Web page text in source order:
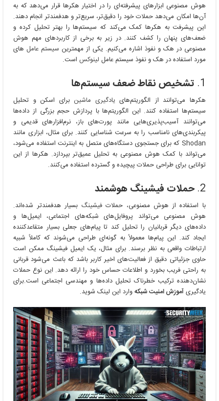
هوش مصنوعی ابزارهای پیشرفته‌ای را در اختیار هکرها قرار می‌دهد که به
آن‌ها امکان می‌دهد حملات خود را دقیق‌تر، سریع‌تر و هدفمندتر انجام دهند.
این پیشرفت به هکرها کمک می‌کند که سیستم‌ها را بهتر تحلیل کرده و
ضعف‌های پنهان را کشف کنند. در زیر به برخی از کاربردهای مهم هوش
مصنوعی در هک و نفوذ اشاره می‌کنیم. یکی از مهمترین سیستم عامل های
مورد استفاده در هک و نفوذ سیستم عامل لینوکس است.
1. تشخیص نقاط ضعف سیستم‌ها
هکرها می‌توانند از الگوریتم‌های یادگیری ماشینبرای اسکن و تحلیل
سیستم‌ها استفاده کنند. این الگوریتم‌ها با پردازش حجم بزرگی از داده‌ها
می‌توانند آسیب‌پذیری‌هایی مانند پورت‌های باز، نرم‌افزارهای قدیمی و
پیکربندی‌های نامناسب را به سرعت شناسایی کنند. برای مثال، ابزاری مانند
Shodan که برای جستجوی دستگاه‌های متصل به اینترنت استفاده می‌شود،
می‌تواند با کمک هوش مصنوعی به تحلیل عمیق‌تر بپردازد. هکرها از این
توانایی برای طراحی حملات پیچیده و گسترده استفاده می‌کنند.
2. حملات فیشینگ هوشمند
با استفاده از هوش مصنوعی، حملات فیشینگبسیار هدفمندتر شده‌اند.
هوش مصنوعی می‌تواند پروفایل‌های شبکه‌های اجتماعی، ایمیل‌ها و
داده‌های دیگر قربانیان را تحلیل کند تا پیام‌های جعلی بسیار متقاعدکننده
ایجاد کند. این پیام‌ها معمولاً به گونه‌ای طراحی می‌شوند که کاملاً شبیه
ارتباطات واقعی به نظر برسند. برای مثال، یک ایمیل فیشینگ ممکن است
حاوی جزئیاتی دقیق از فعالیت‌های اخیر کاربر باشد که باعث می‌شود قربانی
به راحتی فریب بخورد و اطلاعات حساس خود را ارائه دهد. این نوع حملات
نشان‌دهنده ترکیب خطرناک تحلیل داده‌ها و مهندسی اجتماعی است.برای
یادگیریآموزش امنیت شبکهوارد این لینک شوید.